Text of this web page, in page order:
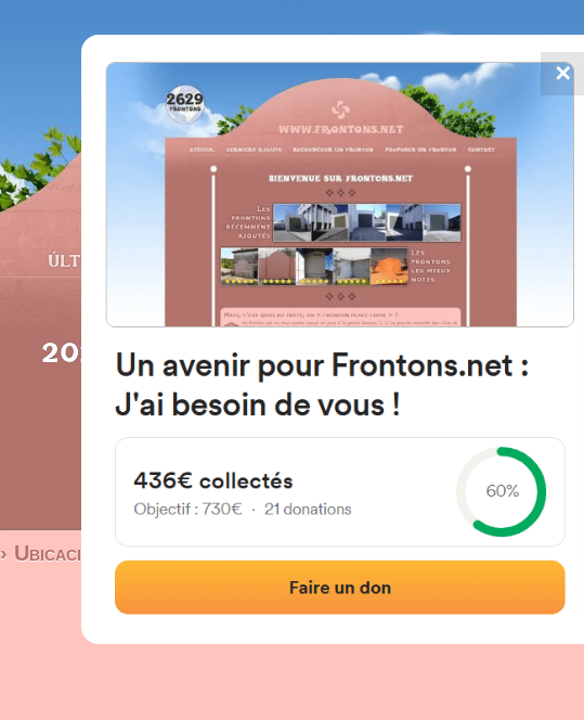
FRONTONS.NET
ÚLTIMOS BUSCAR UN FRONTÓN AÑADIR
20280 Amute-Kosta, Guipúzcoa
Amute Auzoa 52 España
#2731
Localización|Fotos|Comentarios y reseñas
› Ubicación del frontón
✕